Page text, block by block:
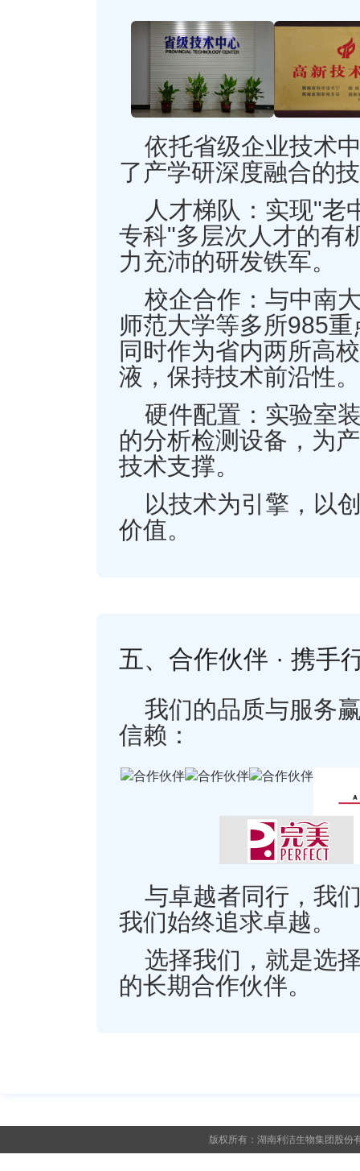
依托省级企业技术
了产学研深度融合的
人才梯队：实现"老
专科"多层次人才的有
力充沛的研发铁军。
校企合作：与中南
师范大学等多所985
同时作为省内两所高
液，保持技术前沿性。
硬件配置：实验室
的分析检测设备，为
技术支撑。
以技术为引擎，以
价值。
五、合作伙伴 · 携手
我们的品质与服务
信赖：
与卓越者同行，我
我们始终追求卓越。
选择我们，就是选
的长期合作伙伴。
版权所有：湖南利洁生物集团股份